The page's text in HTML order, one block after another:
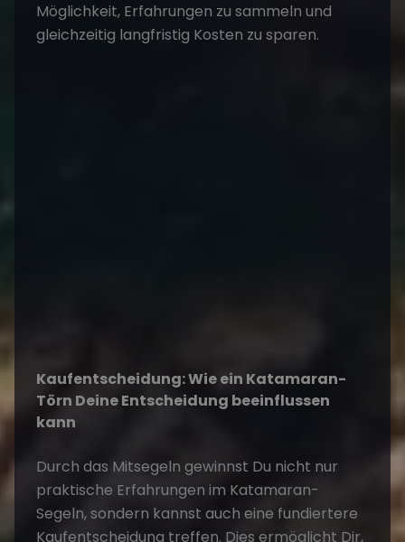
Möglichkeit, Erfahrungen zu sammeln und
gleichzeitig langfristig Kosten zu sparen.
Kaufentscheidung: Wie ein Katamaran-
Törn Deine Entscheidung beeinflussen
kann
Durch das Mitsegeln gewinnst Du nicht nur
praktische Erfahrungen im Katamaran-
Segeln, sondern kannst auch eine fundiertere
Kaufentscheidung treffen. Dies ermöglicht Dir,